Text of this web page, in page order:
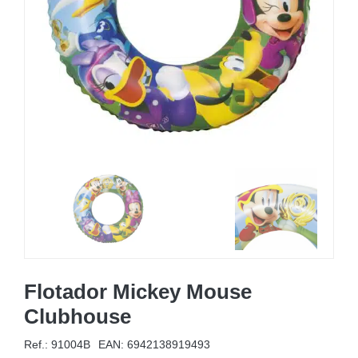
MOBILIARIO HINCHABLE
CAMPING
ACCESORIOS DE PISCINAS
RECAMBIOS DE PISCINAS
Flotador Mickey Mouse
Clubhouse
Ref.: 91004B EAN: 6942138919493